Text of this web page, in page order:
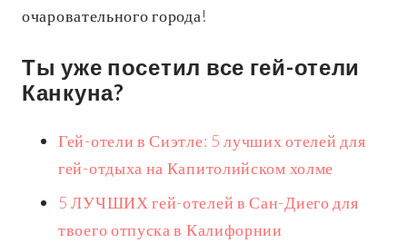
очаровательного города!
Ты уже посетил все гей-отели
Канкуна?
Гей-отели в Сиэтле: 5 лучших отелей для
гей-отдыха на Капитолийском холме
5 ЛУЧШИХ гей-отелей в Сан-Диего для
твоего отпуска в Калифорнии